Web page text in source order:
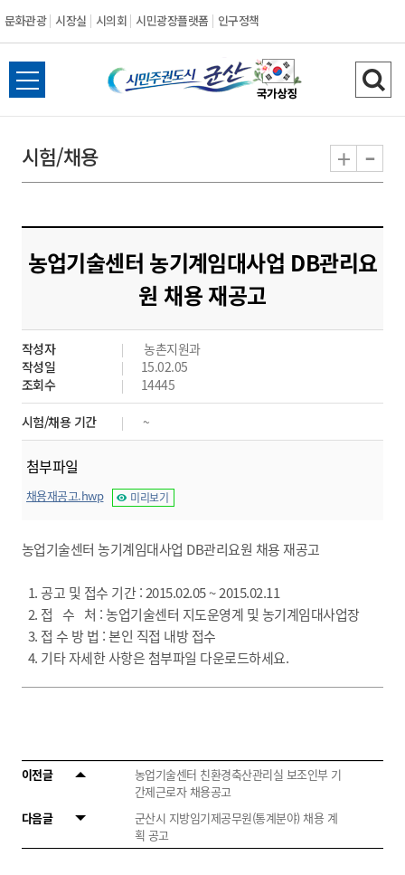
문화관광 시장실 시의회 시민광장플랫폼 인구정책
시
민
도
시
군
산
전
체
뉴
열
검
색
기
시험/채용 + -
농업기술센터 농기계임대사업 DB관리요
원 채용 재공고
작성자
농촌지원과
작성일
15.02.05
조회수
14445
시험/채용 기간 ~
첨부파일
채용재공고.hwp 미리보기
농업기술센터 농기계임대사업 DB관리요원 채용 재공고
1. 공고 및 접수 기간 : 2015.02.05 ~ 2015.02.11
2. 접 수 처 : 농업기술센터 지도운영계 및 농기계임대사업장
3. 접 수 방 법 : 본인 직접 내방 접수
4. 기타 자세한 사항은 첨부파일 다운로드하세요.
이전글
농업기술센터 친환경축산관리실 보조인부 기
간제근로자 채용공고
다음글
군산시 지방임기제공무원(통계분야) 채용 계
획 공고